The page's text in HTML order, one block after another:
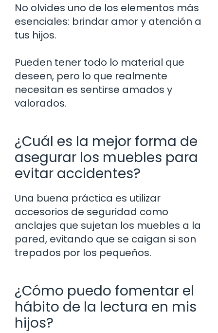
No olvides uno de los elementos más
esenciales: brindar amor y atención a
tus hijos.
Pueden tener todo lo material que
deseen, pero lo que realmente
necesitan es sentirse amados y
valorados.
¿Cuál es la mejor forma de
asegurar los muebles para
evitar accidentes?
Una buena práctica es utilizar
accesorios de seguridad como
anclajes que sujetan los muebles a la
pared, evitando que se caigan si son
trepados por los pequeños.
¿Cómo puedo fomentar el
hábito de la lectura en mis
hijos?